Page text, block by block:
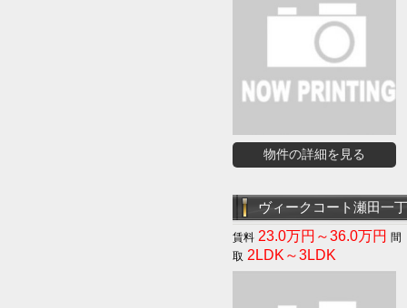
物件の詳細を見る
ヴィークコート瀬田一
23.0万円～36.0万円
2LDK～3LDK